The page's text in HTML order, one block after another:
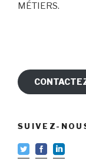
MÉTIERS.
SUIVEZ-